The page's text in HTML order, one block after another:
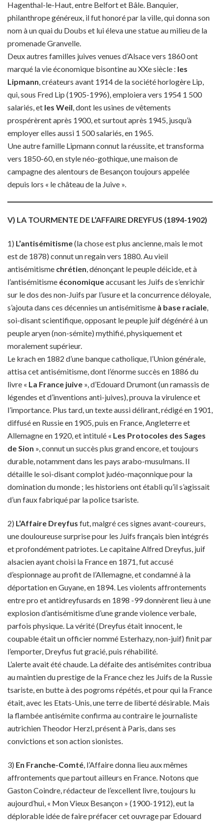
Hagenthal-le-Haut, entre Belfort et Bâle. Banquier,
philanthrope généreux, il fut honoré par la ville, qui donna son
nom à un quai du Doubs et lui éleva une statue au milieu de la
promenade Granvelle.
Deux autres familles juives venues d’Alsace vers 1860 ont
marqué la vie économique bisontine au XXe siècle : les
Lipmann, créateurs avant 1914 de la société horlogère Lip,
qui, sous Fred Lip (1905-1996), emploiera vers 1954 1 500
salariés, et les Weil, dont les usines de vêtements
prospérèrent après 1900, et surtout après 1945, jusqu’à
employer elles aussi 1 500 salariés, en 1965.
Une autre famille Lipmann connut la réussite, et transforma
vers 1850-60, en style néo-gothique, une maison de
campagne des alentours de Besançon toujours appelée
depuis lors « le château de la Juive ».
V) LA TOURMENTE DE L’AFFAIRE DREYFUS (1894-1902)
1) L’antisémitisme(la chose est plus ancienne, mais le mot
est de 1878) connut un regain vers 1880. Au vieil
antisémitisme chrétien, dénonçant le peuple déicide, et à
l’antisémitisme économiqueaccusant les Juifs de s’enrichir
sur le dos des non-Juifs par l’usure et la concurrence déloyale,
s’ajouta dans ces décennies un antisémitisme à base raciale,
soi-disant scientifique, opposant le peuple juif dégénéré à un
peuple aryen (non-sémite) mythifié, physiquement et
moralement supérieur.
Le krach en 1882 d’une banque catholique, l’Union générale,
attisa cet antisémitisme, dont l’énorme succès en 1886 du
livre « La France juive », d’Edouard Drumont (un ramassis de
légendes et d’inventions anti-juives), prouva la virulence et
l’importance. Plus tard, un texte aussi délirant, rédigé en 1901,
diffusé en Russie en 1905, puis en France, Angleterre et
Allemagne en 1920, et intitulé « Les Protocoles des Sages
de Sion », connut un succès plus grand encore, et toujours
durable, notamment dans les pays arabo-musulmans. Il
détaille le soi-disant complot judéo-maçonnique pour la
domination du monde ; les historiens ont établi qu’il s’agissait
d’un faux fabriqué par la police tsariste.
2) L’Affaire Dreyfus fut, malgré ces signes avant-coureurs,
une douloureuse surprise pour les Juifs français bien intégrés
et profondément patriotes. Le capitaine Alfred Dreyfus, juif
alsacien ayant choisi la France en 1871, fut accusé
d’espionnage au profit de l’Allemagne, et condamné à la
déportation en Guyane, en 1894. Les violents affrontements
entre pro et antidreyfusards en 1898 -99 donnèrent lieu à une
explosion d’antisémitisme d’une grande violence verbale,
parfois physique. La vérité (Dreyfus était innocent, le
coupable était un officier nommé Esterhazy, non-juif) finit par
l’emporter, Dreyfus fut gracié, puis réhabilité.
L’alerte avait été chaude. La défaite des antisémites contribua
au maintien du prestige de la France chez les Juifs de la Russie
tsariste, en butte à des pogroms répétés, et pour qui la France
était, avec les Etats-Unis, une terre de liberté désirable. Mais
la flambée antisémite confirma au contraire le journaliste
autrichien Theodor Herzl, présent à Paris, dans ses
convictions et son action sionistes.
3) En Franche-Comté, l’Affaire donna lieu aux mêmes
affrontements que partout ailleurs en France. Notons que
Gaston Coindre, rédacteur de l’excellent livre, toujours lu
aujourd’hui, « Mon Vieux Besançon » (1900-1912), eut la
déplorable idée de faire préfacer cet ouvrage par Edouard